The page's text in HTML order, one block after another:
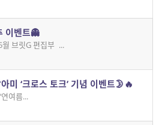
이벤트👻
브릿G 편집부 ...
미 ‘크로스 토크’ 기념 이벤트🌛🔥
여름...